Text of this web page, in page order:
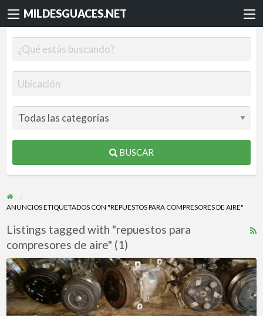
MILDESGUACES.NET
BUSCAR
ANUNCIOS ETIQUETADOS CON "REPUESTOS PARA COMPRESORES DE AIRE"
Listings tagged with "repuestos para
compresores de aire" (1)
COMPRESORES
AIRE
ACONDICIONADO